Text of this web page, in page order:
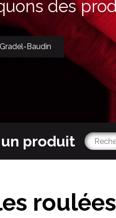
des
Gradel-Baudin
produit
roulées